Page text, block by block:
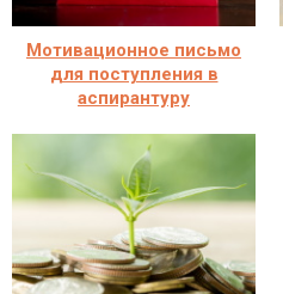
Мотивационное письмо
для поступления в
аспирантуру